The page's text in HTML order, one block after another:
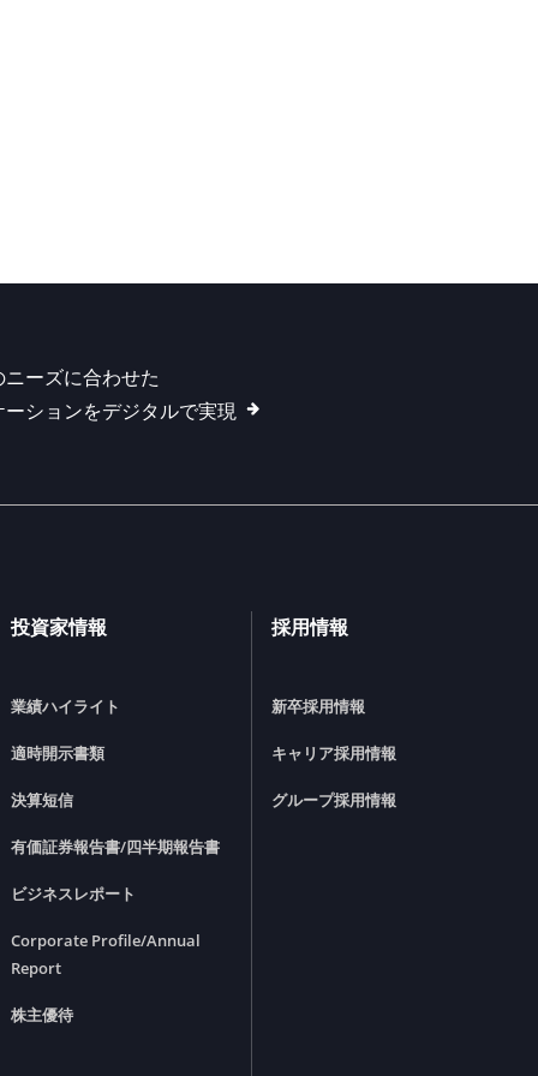
ーズに合わせた
ションをデジタルで実現
投資家情報
業績ハイライト
適時開示書類
決算短信
有価証券報告書/四半期報告書
ビジネスレポート
Corporate Profile/Annual
Report
株主優待
採用情報
新卒採用情報
キャリア採用情報
グループ採用情報